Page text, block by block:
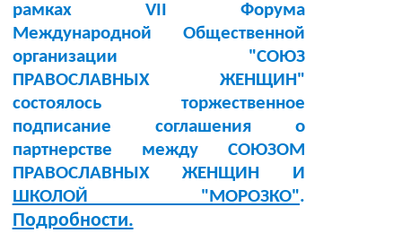
рамках VII Форума
Международной Общественной
организации "СОЮЗ
ПРАВОСЛАВНЫХ ЖЕНЩИН"
состоялось торжественное
подписание соглашения о
партнерстве между СОЮЗОМ
ПРАВОСЛАВНЫХ ЖЕНЩИН И
ШКОЛОЙ "МОРОЗКО".
Подробности.